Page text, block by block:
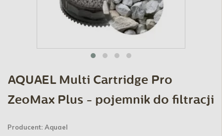
AQUAEL Multi Cartridge Pro
ZeoMax Plus - pojemnik do filtracji
Producent: Aquael